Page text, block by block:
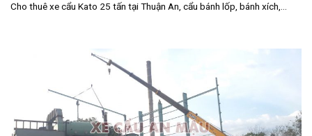
Cho thuê xe cẩu Kato 25 tấn tại Thuận An, cẩu bánh lốp, bánh xích,...